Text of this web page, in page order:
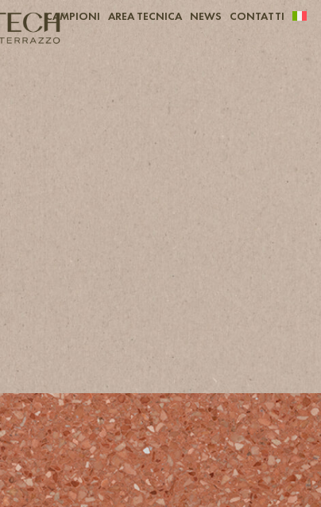
CAMPIONI AREA TECNICA NEWS CONTATTI